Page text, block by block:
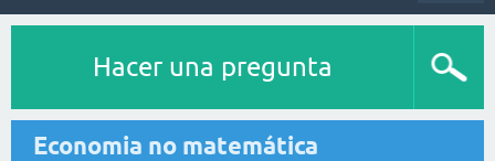
Hacer una pregunta
Economia no matemática